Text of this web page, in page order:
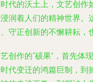
代的沃土上，文艺创作
润着人们的精神世界。
守正创新的不懈耕耘，
创作的“硕果”，首先体
代变迁的鸿篇巨制，到